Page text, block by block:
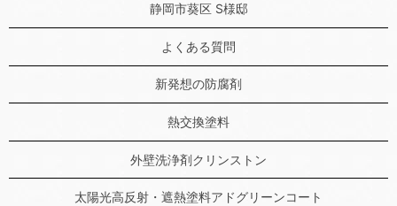
静岡市葵区 S様邸
よくある質問
新発想の防腐剤
熱交換塗料
外壁洗浄剤クリンストン
太陽光高反射・遮熱塗料アドグリーンコート